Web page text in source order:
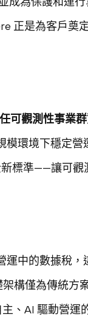
正是為客戶奠
觀測性事業群
模環境下穩定營
標準——讓可觀
運中的數據稅，
構僅為傳統方
、AI 驅動營運